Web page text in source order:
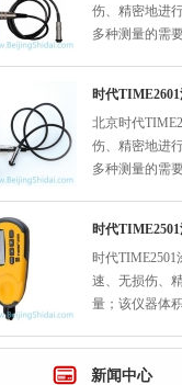
伤、精密地进
多种测量的需
时代
北京时代
伤、精密地进
多种测量的需
时代
时代
速、无损伤、
量；该仪器体
新闻中心